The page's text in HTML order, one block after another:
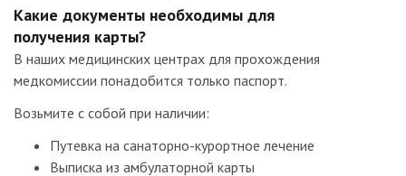
Какие документы необходимы для
получения карты?
В наших медицинских центрах для прохождения
медкомиссии понадобится только паспорт.
Возьмите с собой при наличии:
Путевка на санаторно-курортное лечение
Выписка из амбулаторной карты